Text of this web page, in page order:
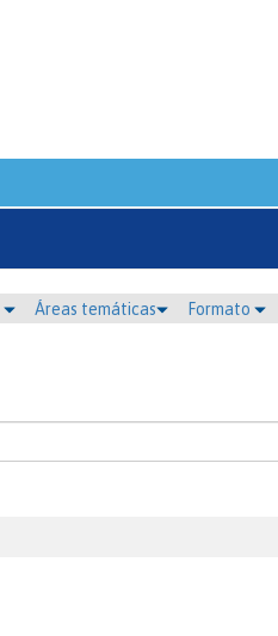
Áreas temáticas Formato